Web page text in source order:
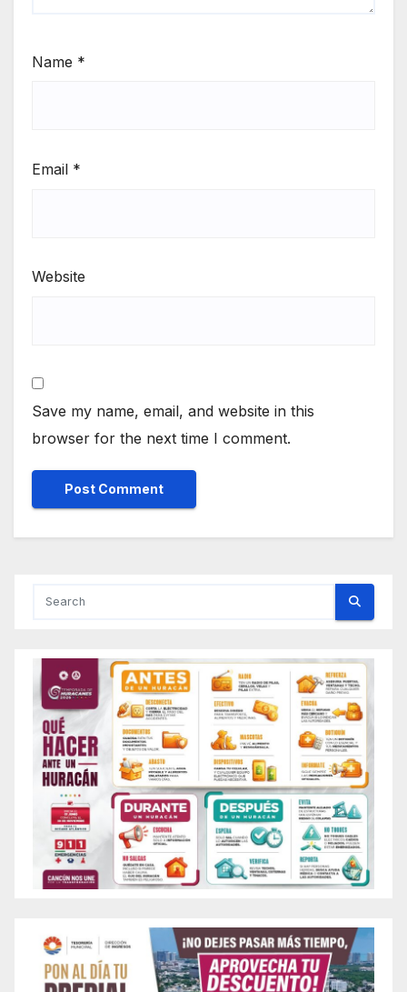
Name *
Email *
Website
Save my name, email, and website in this
browser for the next time I comment.